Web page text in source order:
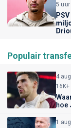
5
Populair
4
hoe
1